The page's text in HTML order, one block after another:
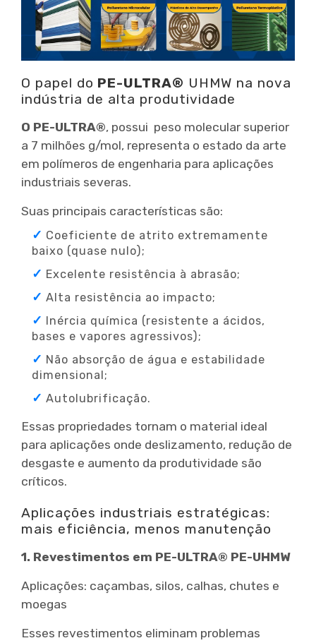
O papel do PE-ULTRA® UHMW na nova
indústria de alta produtividade
O PE-ULTRA®, possui peso molecular superior
a 7 milhões g/mol, representa o estado da arte
em polímeros de engenharia para aplicações
industriais severas.
Suas principais características são:
Coeficiente de atrito extremamente
baixo (quase nulo);
Excelente resistência à abrasão;
Alta resistência ao impacto;
Inércia química (resistente a ácidos,
bases e vapores agressivos);
Não absorção de água e estabilidade
dimensional;
Autolubrificação.
Essas propriedades tornam o material ideal
para aplicações onde deslizamento, redução de
desgaste e aumento da produtividade são
críticos.
Aplicações industriais estratégicas:
mais eficiência, menos manutenção
1. Revestimentos em PE-ULTRA® PE-UHMW
Aplicações: caçambas, silos, calhas, chutes e
moegas
Esses revestimentos eliminam problemas